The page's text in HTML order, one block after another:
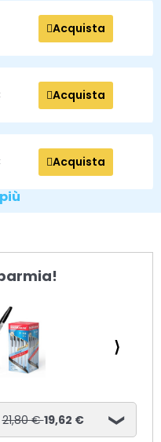
Acquista
Acquista
Acquista
⟩
21,80 €19,62 €